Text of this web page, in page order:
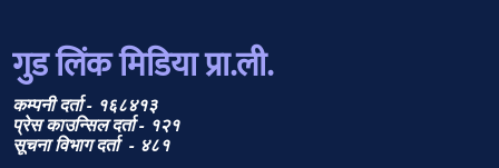
गुड लिंक मिडिया प्रा.ली.
कम्पनी दर्ता - १६८४१३
प्रेस काउन्सिल दर्ता - १२१
सूचना विभाग दर्ता - ४८१